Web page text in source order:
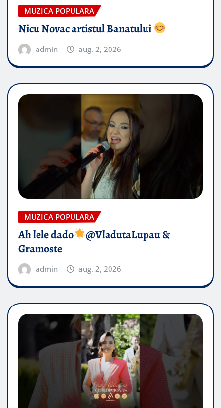
MUZICA POPULARA
Nicu Novac artistul Banatului
admin aug. 2, 2026
MUZICA POPULARA
Ah lele dado​
@VladutaLupau &
Gramoste
admin aug. 2, 2026